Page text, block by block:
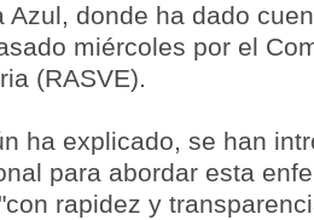
Azul, donde ha dado
miércoles por el
(RASVE).
ha explicado, se han
para abordar esta
rapidez y